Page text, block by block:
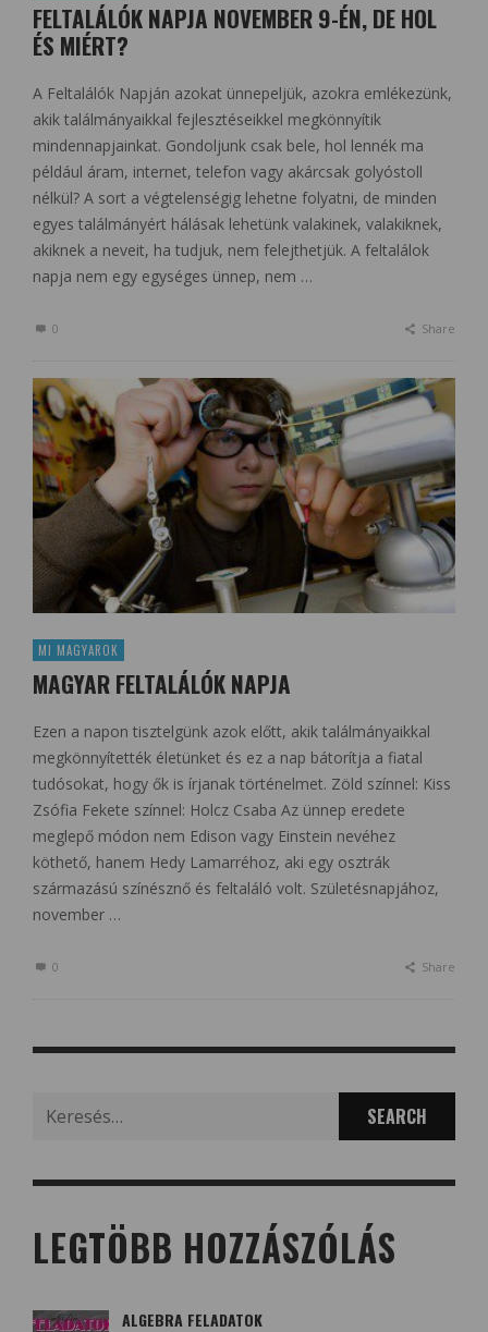
FELTALÁLÓK NAPJA NOVEMBER 9-ÉN, DE HOL
ÉS MIÉRT?
A Feltalálók Napján azokat ünnepeljük, azokra emlékezünk,
akik találmányaikkal fejlesztéseikkel megkönnyítik
mindennapjainkat. Gondoljunk csak bele, hol lennék ma
például áram, internet, telefon vagy akárcsak golyóstoll
nélkül? A sort a végtelenségig lehetne folyatni, de minden
egyes találmányért hálásak lehetünk valakinek, valakiknek,
akiknek a neveit, ha tudjuk, nem felejthetjük. A feltalálok
napja nem egy egységes ünnep, nem …
0 Share
MI MAGYAROK
MAGYAR FELTALÁLÓK NAPJA
Ezen a napon tisztelgünk azok előtt, akik találmányaikkal
megkönnyítették életünket és ez a nap bátorítja a fiatal
tudósokat, hogy ők is írjanak történelmet. Zöld színnel: Kiss
Zsófia Fekete színnel: Holcz Csaba Az ünnep eredete
meglepő módon nem Edison vagy Einstein nevéhez
köthető, hanem Hedy Lamarréhoz, aki egy osztrák
származású színésznő és feltaláló volt. Születésnapjához,
november …
0 Share
for:
LEGTÖBB HOZZÁSZÓLÁS
ALGEBRA FELADATOK